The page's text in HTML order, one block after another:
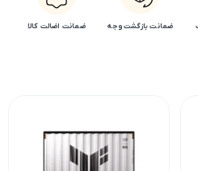
ضمانت بازگشت وجه ضمانت اضالت کالا